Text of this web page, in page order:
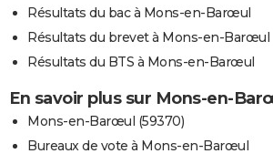
Résultats du bac à Mons-en-Barœul
Résultats du brevet à Mons-en-Barœul
Résultats du BTS à Mons-en-Barœul
En savoir plus sur Mons-en-
Mons-en-Barœul (59370)
Bureaux de vote à Mons-en-Barœul